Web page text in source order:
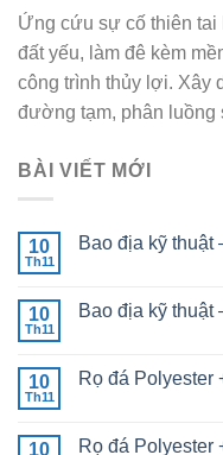
Ứng cứu sự cố thiên tai
đất yếu, làm đê kèm
công trình thủy lợi. Xây
đường tạm, phân
BÀI VIẾT MỚI
10
Th11
Bao địa kỹ thuật
10
Th11
Bao địa kỹ thuật
10
Th11
Rọ đá Polyester
10 Rọ đá Polyester